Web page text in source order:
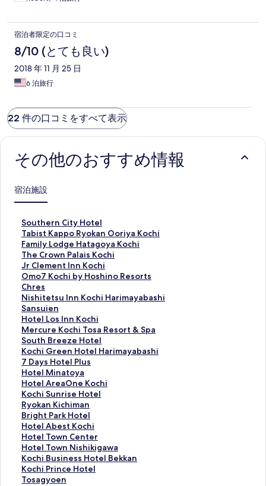
宿泊者限定の口コミ
8/10 (とても良い)
2018 年 11 月 25 日
6 泊旅行
22 件の口コミをすべて表示
その他のおすすめ情報
宿泊施設
Southern City Hotel
S
o
u
t
h
e
r
n
C
i
t
y
H
o
t
e
l
の
ペ
ー
ジ
を
開
く
リ
Tabist Kappo Ryokan Ooriya Kochi
T
a
b
i
s
t
K
a
p
p
o
R
y
o
k
a
n
O
o
r
i
y
a
K
Family Lodge Hatagoya Kochi
F
a
m
i
l
y
L
o
d
g
e
H
a
t
a
g
o
y
a
K
o
c
h
The Crown Palais Kochi
T
h
e
C
r
o
w
n
P
a
l
a
i
s
K
o
c
h
i
の
ペ
ー
Jr Clement Inn Kochi
J
r
C
l
e
m
e
n
t
I
n
n
K
o
c
h
i
の
ペ
ー
ジ
Omo7 Kochi by Hoshino Resorts
O
m
o
7
K
o
c
h
i
b
y
H
o
s
h
i
n
o
R
e
Chres
C
h
r
e
s
の
ペ
ー
ジ
を
開
く
リ
ン
ク
Nishitetsu Inn Kochi Harimayabashi
N
i
s
h
i
t
e
t
s
u
I
n
n
K
o
c
h
i
Sansuien
S
a
n
s
u
i
e
n
の
ペ
ー
ジ
を
開
く
リ
ン
Hotel Los Inn Kochi
H
o
t
e
l
L
o
s
I
n
n
K
o
c
h
i
Mercure Kochi Tosa Resort & Spa
M
e
r
c
u
r
e
K
o
c
h
i
T
o
s
South Breeze Hotel
S
o
u
t
h
B
r
e
e
z
e
H
o
t
Kochi Green Hotel Harimayabashi
K
o
c
h
i
G
r
e
e
n
H
o
t
7 Days Hotel Plus
7
D
a
y
s
H
o
t
e
l
P
l
Hotel Minatoya
H
o
t
e
l
M
i
n
a
t
o
Hotel AreaOne Kochi
H
o
t
e
l
A
r
e
a
O
Kochi Sunrise Hotel
K
o
c
h
i
S
u
n
r
Ryokan Kichiman
R
y
o
k
a
n
K
i
Bright Park Hotel
B
r
i
g
h
t
P
Hotel Abest Kochi
H
o
t
e
l
A
Hotel Town Center
H
o
t
e
l
Hotel Town Nishikigawa
H
o
t
e
Kochi Business Hotel Bekkan
K
o
c
Kochi Prince Hotel
K
o
Tosagyoen
T